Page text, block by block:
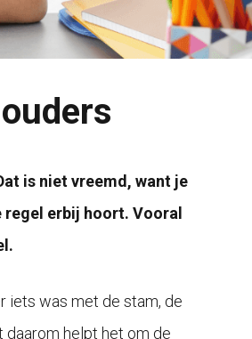
is niet vreemd, want je
erbij hoort. Vooral
iets was met de stam, de
daarom helpt het om de